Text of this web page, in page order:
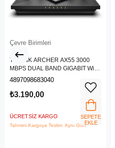
Çevre Birimleri
TP-LINK ARCHER AX55 3000
MBPS DUAL BAND GIGABIT Wi-Fi
6 ROUTER
4897098683040
₺3.190,00
ÜCRETSIZ KARGO
Tahmini Kargoya Teslim: Aynı Gün
SEPETE
EKLE